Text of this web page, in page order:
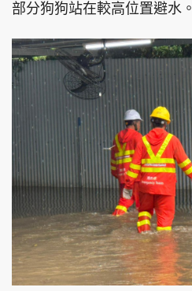
部分狗狗站在較高位置避水。